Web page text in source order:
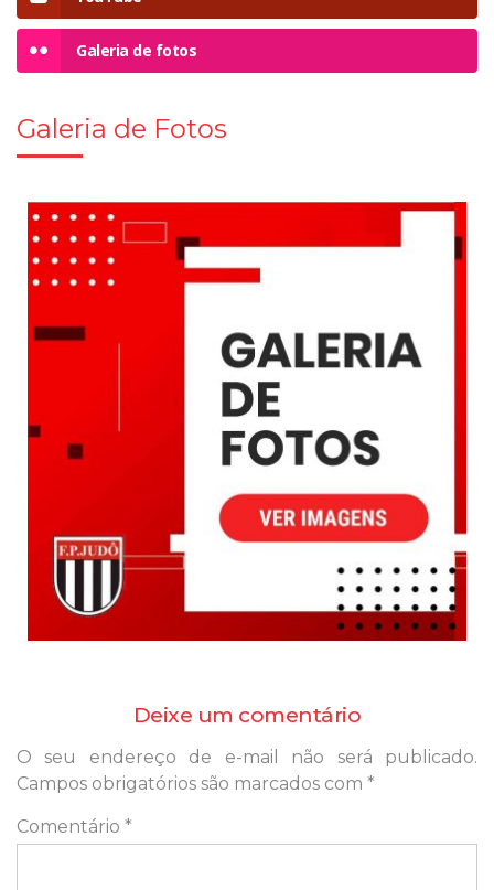
Galeria de fotos
Galeria de Fotos
Deixe um comentário
O seu endereço de e-mail não será publicado.
Campos obrigatórios são marcados com *
Comentário *